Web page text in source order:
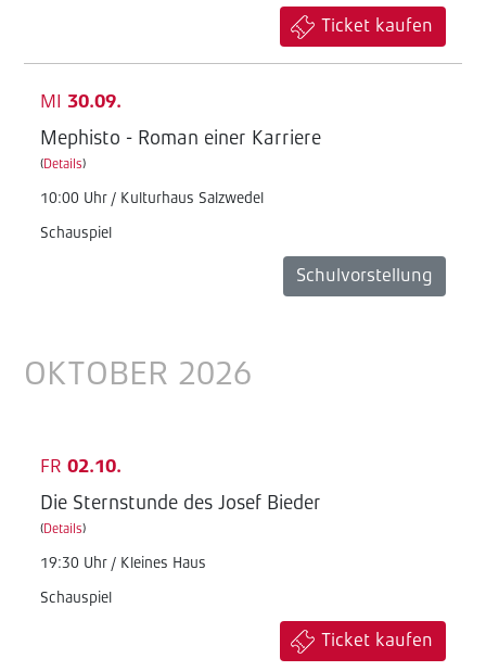
Ticket kaufen
MI 30.09.
Mephisto - Roman einer Karriere
(Details)
10:00 Uhr / Kulturhaus Salzwedel
Schauspiel
Schulvorstellung
OKTOBER 2026
FR 02.10.
Die Sternstunde des Josef Bieder
(Details)
19:30 Uhr / Kleines Haus
Schauspiel
Ticket kaufen